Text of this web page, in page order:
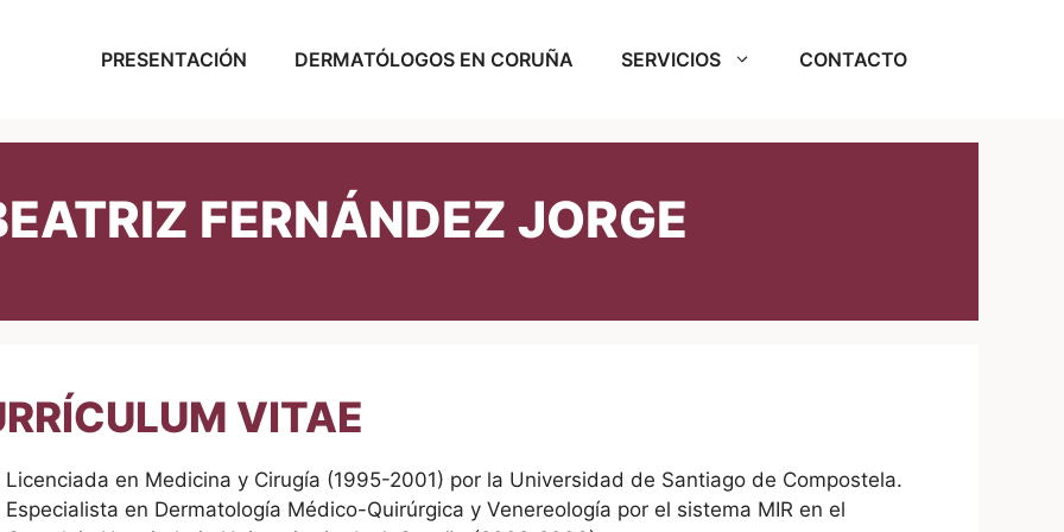
PRESENTACIÓN DERMATÓLOGOS EN CORUÑA SERVICIOS CONTACTO
FERNÁNDEZ JORGE
VITAE
Licenciada en Medicina y Cirugía (1995-2001) por la Universidad de Santiago de Compostela.
Especialista en Dermatología Médico-Quirúrgica y Venereología por el sistema MIR en el